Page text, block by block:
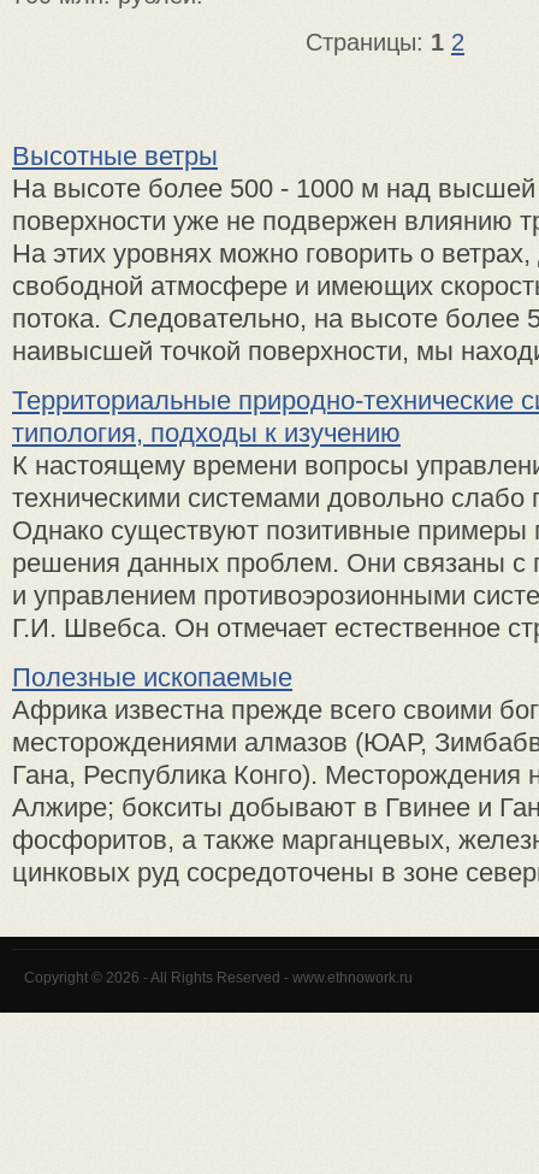
Страницы: 1 2
Высотные ветры
На высоте более 500 - 1000 м над высшей
поверхности уже не подвержен влиянию
На этих уровнях можно говорить о
свободной атмосфере и имеющих
потока. Следовательно, на высоте более
наивысшей точкой поверхности, мы
Территориальные природно-технические
типология, подходы к изучению
К настоящему времени вопросы
техническими системами довольно слабо
Однако существуют позитивные примеры
решения данных проблем. Они связаны с
и управлением противоэрозионными
Г.И. Швебса. Он отмечает естественное
Полезные ископаемые
Африка известна прежде всего своими
месторождениями алмазов (ЮАР,
Гана, Республика Конго). Месторождения
Алжире; бокситы добывают в Гвинее и
фосфоритов, а также марганцевых,
цинковых руд сосредоточены в зоне
Copyright © 2026 - All Rights Reserved - www.ethnowork.ru